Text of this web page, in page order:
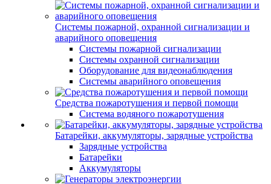
Системы пожарной, охранной сигнализации и
аварийного оповещения
Системы пожарной сигнализации
Системы охранной сигнализации
Оборудование для видеонаблюдения
Системы аварийного оповещения
Средства пожаротушения и первой помощи
Система водяного пожаротушения
Батарейки, аккумуляторы, зарядные устройства
Зарядные устройства
Батарейки
Аккумуляторы